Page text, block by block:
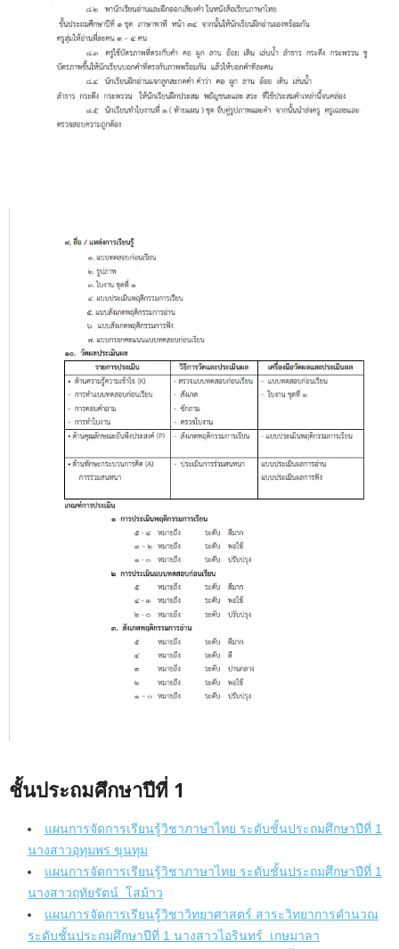
ชั้นประถมศึกษาปีที่ 1
แผนการจัดการเรียนรู้วิชาภาษาไทย ระดับชั้นประถมศึกษาปีที่ 1
นางสาวอุทุมพร ขุนทุม
แผนการจัดการเรียนรู้วิชาภาษาไทย ระดับชั้นประถมศึกษาปีที่ 1
นางสาวฤทัยรัตน์ โสม้าว
แผนการจัดการเรียนรู้วิชาวิทยาศาสตร์ สาระวิทยาการคำนวณ
ระดับชั้นประถมศึกษาปีที่ 1 นางสาวไอรินทร์ เกษมาลา